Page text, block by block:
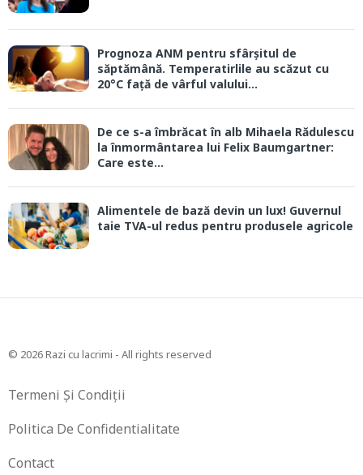
Prognoza ANM pentru sfârșitul de
săptămână. Temperatirlile au scăzut cu
20°C față de vârful valului...
De ce s-a îmbrăcat în alb Mihaela Rădulescu
la înmormântarea lui Felix Baumgartner:
Care este...
Alimentele de bază devin un lux! Guvernul
taie TVA-ul redus pentru produsele agricole
© 2026 Razi cu lacrimi - All rights reserved
Termeni Și Condiții
Politica De Confidentialitate
Contact